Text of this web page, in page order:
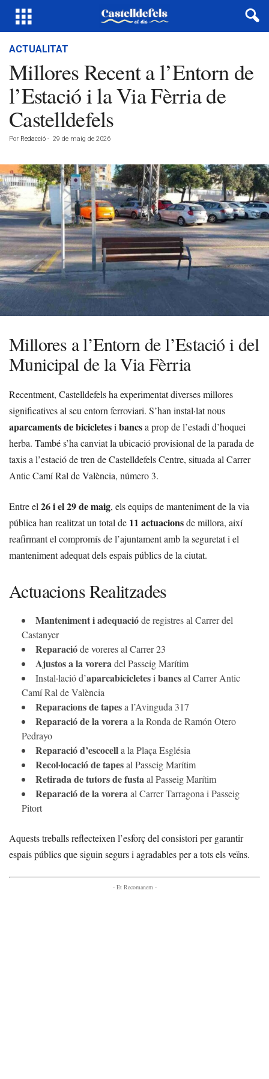
ACTUALITAT
Millores Recent a l’Entorn de
l’Estació i la Via Fèrria de
Castelldefels
Por Redacció - 29 de maig de 2026
Millores a l’Entorn de l’Estació i del
Municipal de la Via Fèrria
Recentment, Castelldefels ha experimentat diverses millores
significatives al seu entorn ferroviari. S’han instal·lat nous
aparcaments de bicicletesi bancsa prop de l’estadi d’hoquei
herba. També s’ha canviat la ubicació provisional de la parada de
taxis a l’estació de tren de Castelldefels Centre, situada al Carrer
Antic Camí Ral de València, número 3.
Entre el 26 i el 29 de maig, els equips de manteniment de la via
pública han realitzat un total de 11 actuacionsde millora, així
reafirmant el compromís de l’ajuntament amb la seguretat i el
manteniment adequat dels espais públics de la ciutat.
Actuacions Realitzades
Manteniment i adequacióde registres al Carrer del
Castanyer
Reparacióde voreres al Carrer 23
Ajustos a la voreradel Passeig Marítim
Instal·lació d’aparcabicicletesi bancsal Carrer Antic
Camí Ral de València
Reparacions de tapesa l’Avinguda 317
Reparació de la voreraa la Ronda de Ramón Otero
Pedrayo
Reparació d’escocella la Plaça Església
Recol·locació de tapesal Passeig Marítim
Retirada de tutors de fustaal Passeig Marítim
Reparació de la voreraal Carrer Tarragona i Passeig
Pitort
Aquests treballs reflecteixen l’esforç del consistori per garantir
espais públics que siguin segurs i agradables per a tots els veïns.
- Et Recomanem -